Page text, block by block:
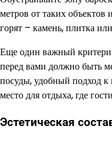
метров от таких
горят – камень, плитка
Еще один важный
перед вами должно быть
посуды, удобный подход
место для отдыха, где
Эстетическая